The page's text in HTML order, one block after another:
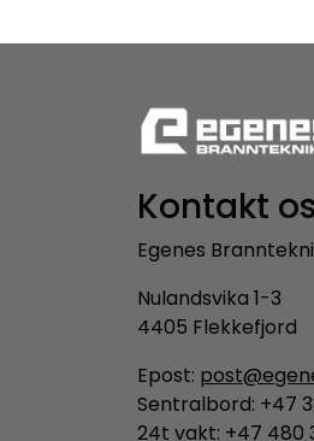
Kontakt
Egenes
Nulandsvika 1-3
4405 Flekkefjord
Epost:
Sentralbord: +47
24t vakt: +47 480